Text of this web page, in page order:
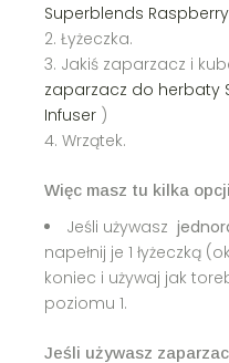
Superblends
Łyżeczka.
Jakiś zaparzacz i
zaparzacz do herbaty
Infuser )
Wrzątek.
Więc masz tu kilka
Jeśli używasz
napełnij je 1 łyżeczką
koniec i używaj jak
poziomu 1.
Jeśli używasz